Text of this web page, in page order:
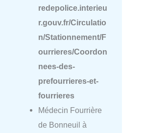
redepolice.interieu
r.gouv.fr/Circulatio
n/Stationnement/F
ourrieres/Coordon
nees-des-
prefourrieres-et-
fourrieres
Médecin Fourrière
de Bonneuil à